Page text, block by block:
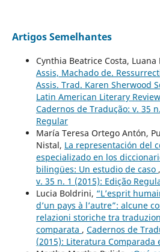
Artigos Semelhantes
Cynthia Beatrice Costa,
Assis, Machado de.
Assis. Trad. Karen Sherwood
Latin American Literary
Cadernos de Tradução: v. 35
Regular
María Teresa Ortego Antón,
Nistal, La representación del
especializado en los
bilingües: Un estudio de caso ,
v. 35 n. 1 (2015): Edição
Lucia Boldrini, “L’esprit
d’un pays à l’autre”: alcune
relazioni storiche tra
comparata , Cadernos de
(2015): Literatura Comparada